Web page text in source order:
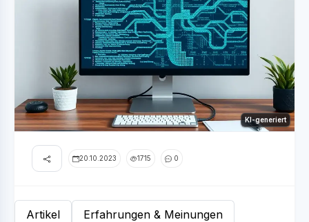
KI-generiert
20.10.2023 1715 0
Artikel Erfahrungen & Meinungen